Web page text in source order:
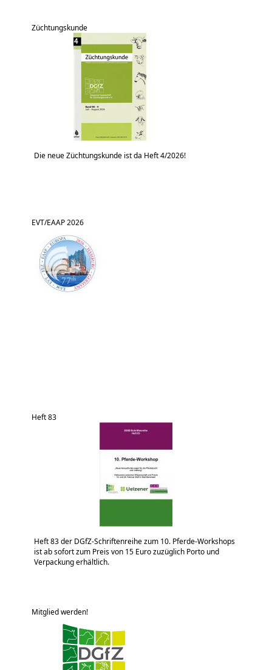
Züchtungskunde
Die neue Züchtungskunde ist da Heft 4/2026!
EVT/EAAP 2026
Heft 83
Heft 83 der DGfZ-Schriftenreihe zum 10. Pferde-Workshops
ist ab sofort zum Preis von 15 Euro zuzüglich Porto und
Verpackung erhältlich.
Mitglied werden!